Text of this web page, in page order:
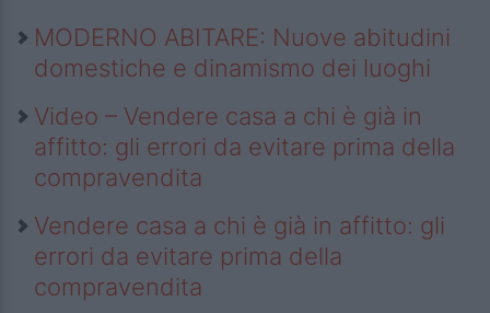
MODERNO ABITARE: Nuove abitudini
domestiche e dinamismo dei luoghi
Video – Vendere casa a chi è già in
affitto: gli errori da evitare prima della
compravendita
Vendere casa a chi è già in affitto: gli
errori da evitare prima della
compravendita